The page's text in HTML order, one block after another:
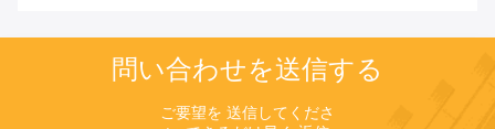
問い合わせを送信する
ご要望を 送信してくださ